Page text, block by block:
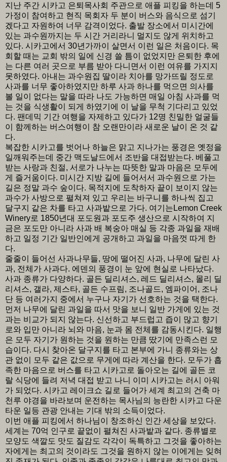
지난 주간 시카고 은퇴목사회 주관으로 애플 피킹을 하는데 5
가정이 참여하고 현직 목회자 두 분이 버스와 음식으로 섬기
겠다고 자원하여 너무 감격이었다. 출발 장소에서 미시간에
있는 과수원까지는 두 시간 거리라니 멀지도 않게 위치하고
있다. 시카고에서 30년가까이 살면서 이런 일은 처음이다. 목
회할 때는 교회 밖의 일에 신경 쓸 틈이 없었지만 은퇴한 후에
는 다른 여러 곳으로 부름 받아 다니면서 이런 여유를 가지지
못하였다. 아내는 과수원집 딸이라 치아를 망가뜨릴 정도로
사과를 너무 좋아하였지만 하루 사과 하나를 먹으면 의사를
볼 일이 없다는 말을 따라 나도 가능하면 매일 아침 사과를 먹
는 것을 식생활이 되게 하였기에 이 날을 무척 기다리고 있었
다. 팬데믹 기간 여행을 자제하고 있다가 12명 친밀한 얼굴들
이 함께하는 버스여행이 참 오랜만이라 새로운 날이 온 것 같
다.
복잡한 시카고를 벗어나 하늘은 맑고 지나가는 풍경은 옛정을
일깨워주는데 중간 맥도날드에서 조반을 대접받는다. 베풀고
받는 사랑과 친절, 서로가 나누는 따뜻한 말과 마음은 모두에
게 즐거움이다. 미시간 지방 길에 들어서서 과수원으로 가는
길은 정말 과수 숲이다. 목적지에 도착하자 끝이 보이지 않는
과수가 사방으로 펼쳐져 있고 우리는 바구니를 하나씩 집고
달구지 같은 차를 타고 사과밭으로 가다. 여기는Lemon Creek
Winery로 1850년대 포도원과 포도주 생산으로 시작하여 지
금은 포도만 아니라 사과 배 복숭아 매실 등 각종 과일을 재배
하고 일정 기간 일반인에게 공개하고 과일을 마음껏 따게 한
다.
줄줄이 들어선 사과나무들, 땅에 떨어진 사과, 나무에 달린 사
과, 전체가 사과다. 에덴의 풍경이 눈 앞에 현실로 나타났다.
사과 종류가 다양하다. 골든 딜리셔스, 레드 딜리셔스, 몰리 딜
리셔스, 갤라, 제스타, 골든 수프림, 조나골드, 엠파이어, 조나
단 등 여러가지 중에서 누구나 자기가 선호하는 것을 택한다.
먼저 나무에 달린 과일을 따서 맛을 보니 일반 가게에 있는 것
과는 비교가 되지 않는다. 신선하고 부드럽고 즙이 많고 향기
로와 입만 아니라 뇌와 마음, 눈과 몸 전체를 감동시킨다. 일행
은 모두 자기가 원하는 것을 원하는 만큼 땄기에 만족스런 모
습이다. 다시 찾아온 달구지를 타고 본부에 가니 종류와는 상
관 없이 모두 같은 값으로 무게에 따라 계산을 한다. 모두가 흡
족한 마음으로 버스를 타고 시카고로 돌아오는 길에 골든 코
랄 식당에 들려 저녁 대접 받고 나니 이미 시카고는 러시 아워
가 되었다. 시카고 레이크쇼 길로 들어가 세계 최고의 건축 마
천루 야경을 바라보며 운전하는 목사님의 능란한 시카고 다운
타운 일등 관광 안내는 기대 밖의 소득이었다.
이번 애플 피킹에서 하나님이 창조하신 인간 세상을 보았다.
세계는 70억 인구로 끝없이 펼쳐진 사과밭과 같다. 종류별로
모양도 색깔도 맛도 질감도 각각이 독특하고 그것을 좋아하는
자에게는 최고의 것이라도 그것을 원하지 않는 이에게는 잊혀